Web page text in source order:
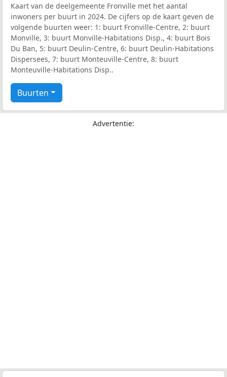
Kaart van de deelgemeente Fronville met het aantal
inwoners per buurt in 2024. De cijfers op de kaart geven de
volgende buurten weer: 1: buurt Fronville-Centre, 2: buurt
Monville, 3: buurt Monville-Habitations Disp., 4: buurt Bois
Du Ban, 5: buurt Deulin-Centre, 6: buurt Deulin-Habitations
Dispersees, 7: buurt Monteuville-Centre, 8: buurt
Monteuville-Habitations Disp..
Buurten
Advertentie: